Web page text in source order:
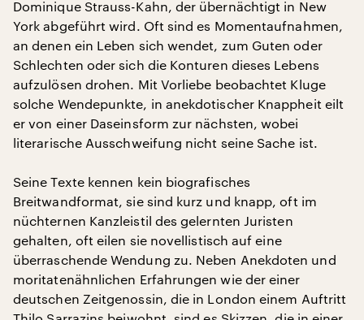
Dominique Strauss-Kahn, der übernächtigt in New
York abgeführt wird. Oft sind es Momentaufnahmen,
an denen ein Leben sich wendet, zum Guten oder
Schlechten oder sich die Konturen dieses Lebens
aufzulösen drohen. Mit Vorliebe beobachtet Kluge
solche Wendepunkte, in anekdotischer Knappheit eilt
er von einer Daseinsform zur nächsten, wobei
literarische Ausschweifung nicht seine Sache ist.
Seine Texte kennen kein biografisches
Breitwandformat, sie sind kurz und knapp, oft im
nüchternen Kanzleistil des gelernten Juristen
gehalten, oft eilen sie novellistisch auf eine
überraschende Wendung zu. Neben Anekdoten und
moritatenähnlichen Erfahrungen wie der einer
deutschen Zeitgenossin, die in London einem Auftritt